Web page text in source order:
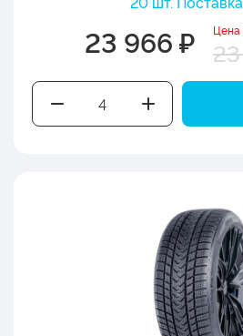
23 966 ₽ Цена